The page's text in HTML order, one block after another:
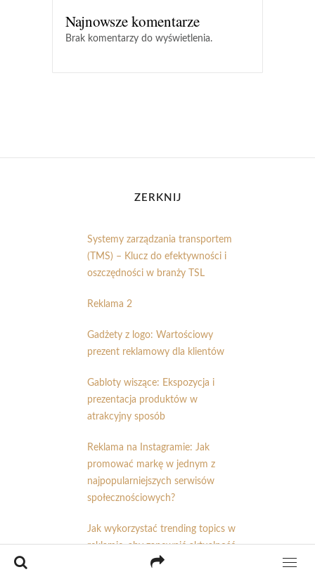
Najnowsze komentarze
Brak komentarzy do wyświetlenia.
ZERKNIJ
Systemy zarządzania transportem
(TMS) – Klucz do efektywności i
oszczędności w branży TSL
Reklama 2
Gadżety z logo: Wartościowy
prezent reklamowy dla klientów
Gabloty wiszące: Ekspozycja i
prezentacja produktów w
atrakcyjny sposób
Reklama na Instagramie: Jak
promować markę w jednym z
najpopularniejszych serwisów
społecznościowych?
Jak wykorzystać trending topics w
reklamie, aby zapewnić aktualność